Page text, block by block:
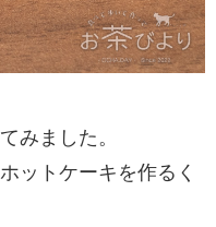
みました。
ットケーキを作るく